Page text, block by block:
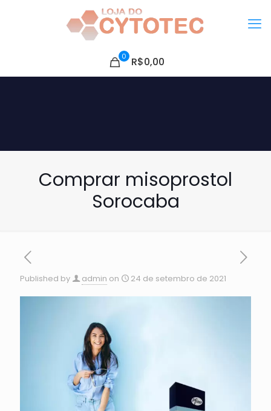
0 R$0,00
Comprar misoprostol
Sorocaba
Published by admin on 24 de setembro de 2021